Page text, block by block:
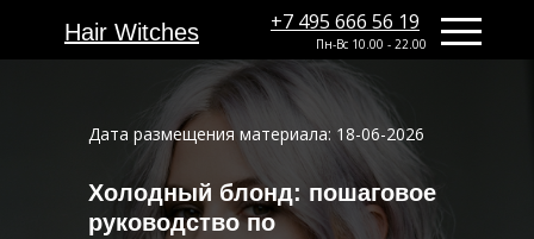
Hair Witches +7 495 666 56 19
Пн-Вс 10.00 - 22.00
Hair Witches +7 495 666 56 19
Холодный блонд: пошаговое
руководство по
Дата размещения материала: 18-06-2026